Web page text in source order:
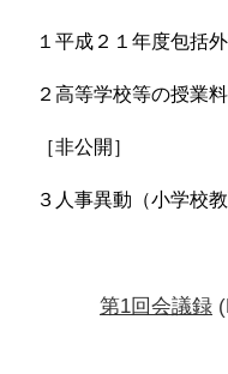
１平成２１年度包括
２高等学校等の授業
［非公開］
３人事異動（小学校
第1回会議録